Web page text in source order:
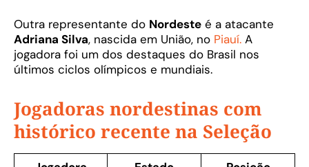
Outra representante do Nordeste é a atacante
Adriana Silva, nascida em União, no Piauí. A
jogadora foi um dos destaques do Brasil nos
últimos ciclos olímpicos e mundiais.
Jogadoras nordestinas com
histórico recente na Seleção